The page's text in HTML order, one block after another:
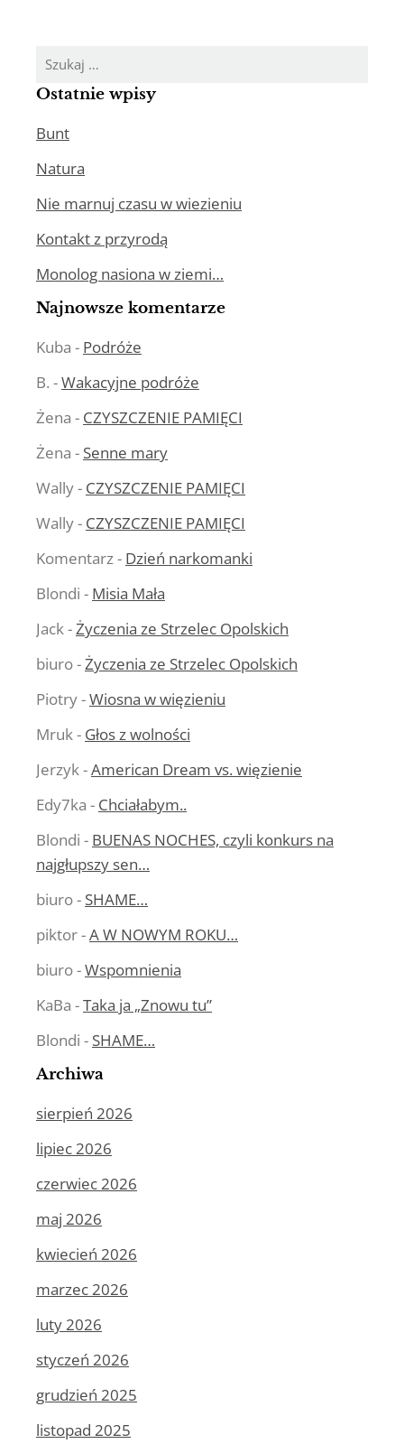
Szukaj:
Ostatnie wpisy
Bunt
Natura
Nie marnuj czasu w wiezieniu
Kontakt z przyrodą
Monolog nasiona w ziemi…
Najnowsze komentarze
Kuba - Podróże
B. -Wakacyjne podróże
Żena - CZYSZCZENIE PAMIĘCI
Żena - Senne mary
Wally- CZYSZCZENIE PAMIĘCI
Wally- CZYSZCZENIE PAMIĘCI
Komentarz- Dzień narkomanki
Blondi - Misia Mała
Jack-Życzenia ze Strzelec Opolskich
biuro-Życzenia ze Strzelec Opolskich
Piotry-Wiosna w więzieniu
Mruk- Głos z wolności
Jerzyk-American Dream vs. więzienie
Edy7ka - Chciałabym..
Blondi - BUENAS NOCHES, czyli konkurs na
najgłupszy sen…
biuro- SHAME…
piktor-A W NOWYM ROKU…
biuro-Wspomnienia
KaBa -Taka ja „Znowu tu”
Blondi - SHAME…
Archiwa
sierpień 2026
lipiec 2026
czerwiec 2026
maj 2026
kwiecień 2026
marzec 2026
luty 2026
styczeń 2026
grudzień 2025
listopad 2025